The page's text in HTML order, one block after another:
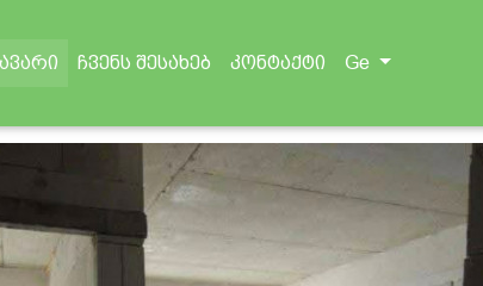
(current)
ჩვენს შესახებ კონტაქტი Ge